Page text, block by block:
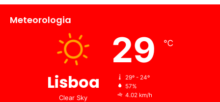
Meteorologia
Lisboa
Clear Sky
29 ℃
29º - 24º
57%
4.02 km/h